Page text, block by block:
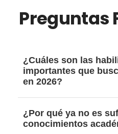
Preguntas
¿Cuáles son las
importantes que
en 2026?
que la inteligencia
reemplazar, como
¿Por qué ya no es
conocimientos